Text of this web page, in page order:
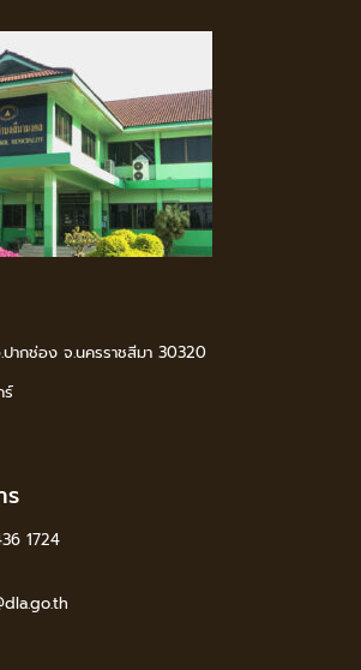
ากช่อง จ.นครราชสีมา 30320
ร์
ร
1724